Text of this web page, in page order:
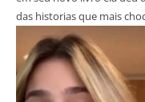
das historias que mais